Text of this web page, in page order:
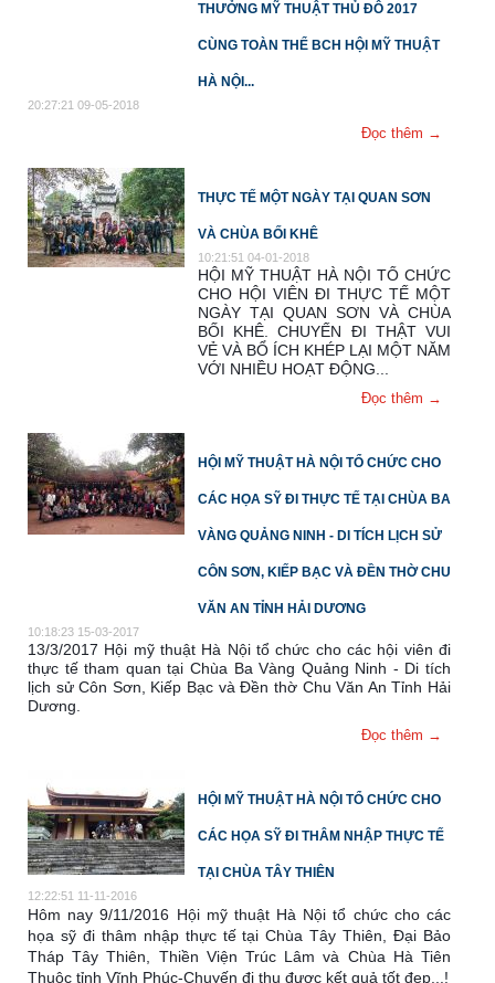
THƯỞNG MỸ THUẬT THỦ ĐÔ 2017
CÙNG TOÀN THỂ BCH HỘI MỸ THUẬT
HÀ NỘI...
20:27:21 09-05-2018
Đọc thêm →
THỰC TẾ MỘT NGÀY TẠI QUAN SƠN
VÀ CHÙA BỐI KHÊ
10:21:51 04-01-2018
HỘI MỸ THUẬT HÀ NỘI TỔ CHỨC
CHO HỘI VIÊN ĐI THỰC TẾ MỘT
NGÀY TẠI QUAN SƠN VÀ CHÙA
BỐI KHÊ. CHUYẾN ĐI THẬT VUI
VẺ VÀ BỔ ÍCH KHÉP LẠI MỘT NĂM
VỚI NHIỀU HOẠT ĐỘNG...
Đọc thêm →
HỘI MỸ THUẬT HÀ NỘI TỔ CHỨC CHO
CÁC HỌA SỸ ĐI THỰC TẾ TẠI CHÙA BA
VÀNG QUẢNG NINH - DI TÍCH LỊCH SỬ
CÔN SƠN, KIẾP BẠC VÀ ĐỀN THỜ CHU
VĂN AN TỈNH HẢI DƯƠNG
10:18:23 15-03-2017
13/3/2017 Hội mỹ thuật Hà Nội tổ chức cho các hội viên đi
thực tế tham quan tại Chùa Ba Vàng Quảng Ninh - Di tích
lịch sử Côn Sơn, Kiếp Bạc và Đền thờ Chu Văn An Tỉnh Hải
Dương.
Đọc thêm →
HỘI MỸ THUẬT HÀ NỘI TỔ CHỨC CHO
CÁC HỌA SỸ ĐI THÂM NHẬP THỰC TẾ
TẠI CHÙA TÂY THIÊN
12:22:51 11-11-2016
Hôm nay 9/11/2016 Hội mỹ thuật Hà Nội tổ chức cho các
họa sỹ đi thâm nhập thực tế tại Chùa Tây Thiên, Đại Bảo
Tháp Tây Thiên, Thiền Viện Trúc Lâm và Chùa Hà Tiên
Thuộc tỉnh Vĩnh Phúc-Chuyến đi thu được kết quả tốt đẹp...!